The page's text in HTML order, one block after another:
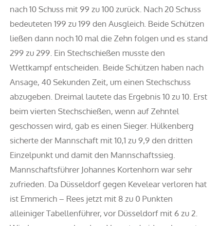
nach 10 Schuss mit 99 zu 100 zurück. Nach 20 Schuss
bedeuteten 199 zu 199 den Ausgleich. Beide Schützen
ließen dann noch 10 mal die Zehn folgen und es stand
299 zu 299. Ein Stechschießen musste den
Wettkampf entscheiden. Beide Schützen haben nach
Ansage, 40 Sekunden Zeit, um einen Stechschuss
abzugeben. Dreimal lautete das Ergebnis 10 zu 10. Erst
beim vierten Stechschießen, wenn auf Zehntel
geschossen wird, gab es einen Sieger. Hülkenberg
sicherte der Mannschaft mit 10,1 zu 9,9 den dritten
Einzelpunkt und damit den Mannschaftssieg.
Mannschaftsführer Johannes Kortenhorn war sehr
zufrieden. Da Düsseldorf gegen Kevelear verloren hat
ist Emmerich – Rees jetzt mit 8 zu 0 Punkten
alleiniger Tabellenführer, vor Düsseldorf mit 6 zu 2.